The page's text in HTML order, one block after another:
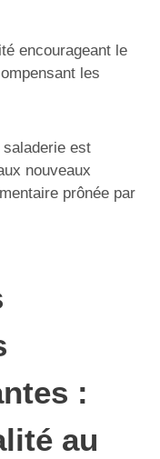
encourageant le
les
est
nouveaux
prônée par
:
au